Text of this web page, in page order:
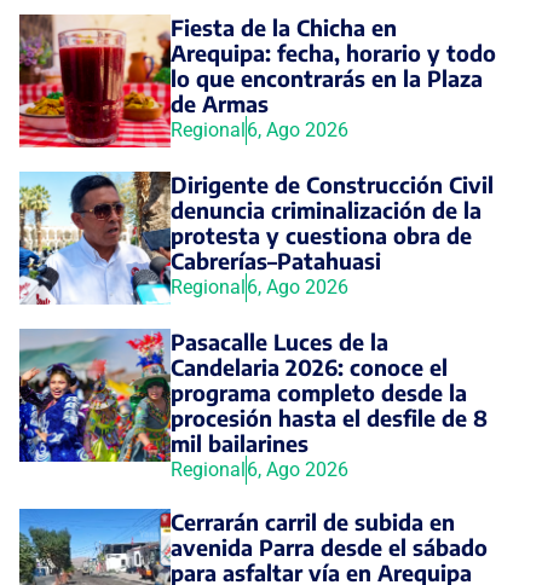
Fiesta de la Chicha en
Arequipa: fecha, horario y todo
lo que encontrarás en la Plaza
de Armas
Regional6, Ago 2026
Dirigente de Construcción Civil
denuncia criminalización de la
protesta y cuestiona obra de
Cabrerías–Patahuasi
Regional6, Ago 2026
Pasacalle Luces de la
Candelaria 2026: conoce el
programa completo desde la
procesión hasta el desfile de 8
mil bailarines
Regional6, Ago 2026
Cerrarán carril de subida en
avenida Parra desde el sábado
para asfaltar vía en Arequipa